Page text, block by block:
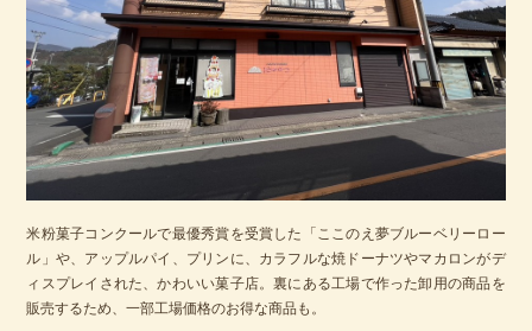
米粉菓子コンクールで最優秀賞を受賞した「ここのえ夢ブルーベリーロー
ル」や、アップルパイ、プリンに、カラフルな焼ドーナツやマカロンがデ
ィスプレイされた、かわいい菓子店。裏にある工場で作った卸用の商品を
販売するため、一部工場価格のお得な商品も。